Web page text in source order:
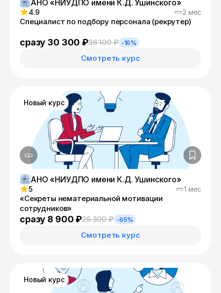
АНО «НИУДПО имени К.Д. Ушинского»
4.9 2 мес
Специалист по подбору персонала (рекрутер)
сразу 30 300 ₽36 100 ₽ -16%
Смотреть курс
Новый курс
АНО «НИУДПО имени К.Д. Ушинского»
5 1 мес
«Секреты нематериальной мотивации
сотрудников»
сразу 8 900 ₽25 300 ₽ -65%
Смотреть курс
Новый курс